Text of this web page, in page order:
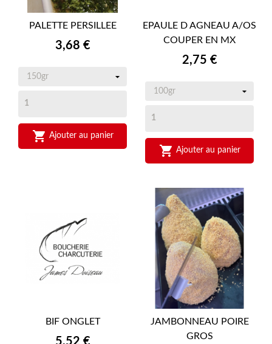
PALETTE PERSILLEE
Prix
3,68 €
 Ajouter au panier
EPAULE D AGNEAU A/OS
COUPER EN MX
Prix
2,75 €
 Ajouter au panier
BIF ONGLET
Prix
5,52 €
JAMBONNEAU POIRE
GROS